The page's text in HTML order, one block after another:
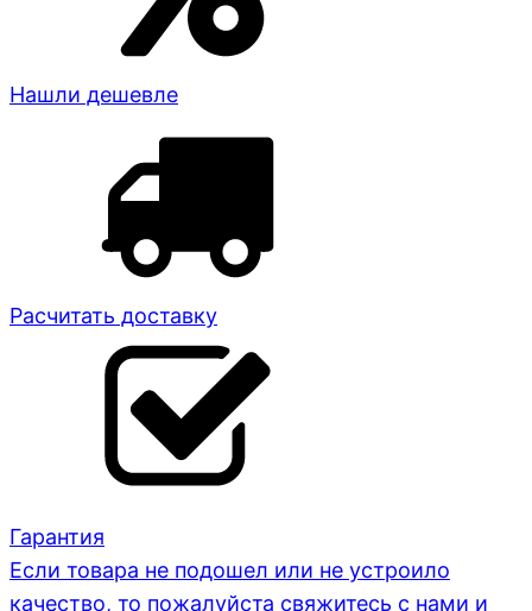
Нашли дешевле
Расчитать доставку
Гарантия
Если товара не подошел или не устроило
качество, то пожалуйста свяжитесь с нами и